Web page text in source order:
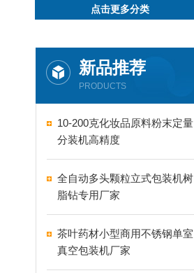
点击更多分类
新品推荐
PRODUCTS
10-200克化妆品原料粉末定量
分装机高精度
全自动多头颗粒立式包装机树
脂钻专用厂家
茶叶药材小型商用不锈钢单室
真空包装机厂家